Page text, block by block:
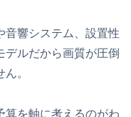
音響システム、設置性
ルだから画質が圧倒
。
算を軸に考えるのがわ